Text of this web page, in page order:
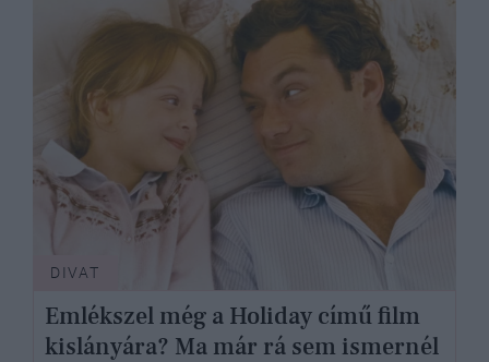
DIVAT
Emlékszel még a Holiday című film
kislányára? Ma már rá sem ismernél